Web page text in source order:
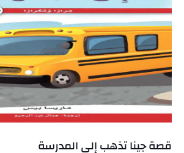
قصة جينا تذهب إلى المدرسة